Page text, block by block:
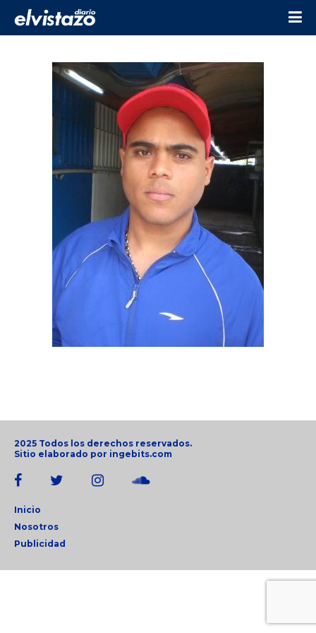
2025 Todos los derechos reservados.
Sitio elaborado por ingebits.com
Inicio
Nosotros
Publicidad